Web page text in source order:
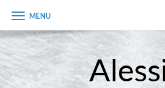
Úvodní strana
Zobrazit
menu